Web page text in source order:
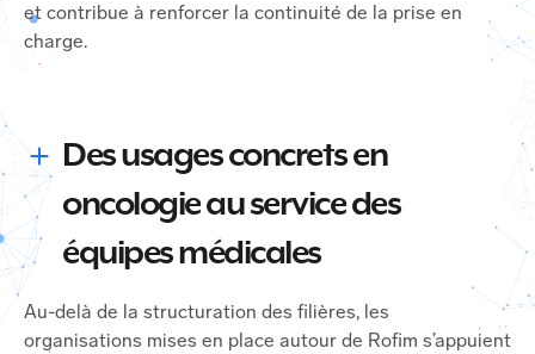
et contribue à renforcer la continuité de la prise en
charge.
Des usages concrets en
oncologie au service des
équipes médicales
Au-delà de la structuration des filières, les
organisations mises en place autour de Rofim s’appuient